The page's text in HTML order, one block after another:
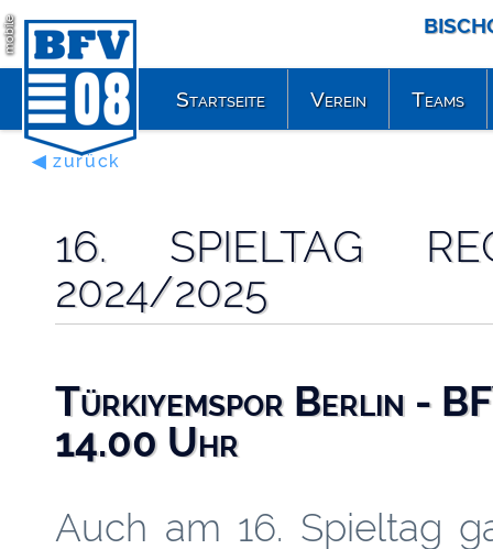
mobile
◀ zurück
16. SPIELTAG
2024/2025
Türkiyemspor Berlin -
14.00 Uhr
Auch am 16. Spieltag
Startseite Verein Teams